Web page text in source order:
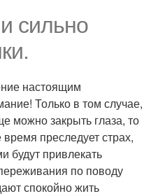
сильно
настоящим
Только в том случае,
можно закрыть глаза, то
преследует страх,
будут привлекать
по поводу
спокойно жить